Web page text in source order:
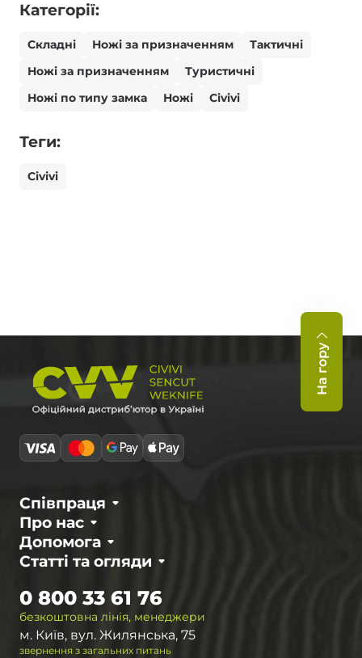
Категорії:
Складні Ножі за призначенням
Тактичні
Ножі за призначенням
Туристичні
Ножі по типу замка
Ножі Civivi
Теги:
Civivi
На гору
Про нас
Співпраця
Статті та огляди
Допомога
безкоштовна лінія, менеджери
0 800 33 61 76
м. Київ, вул. Жилянська, 75
звернення з загальних питань